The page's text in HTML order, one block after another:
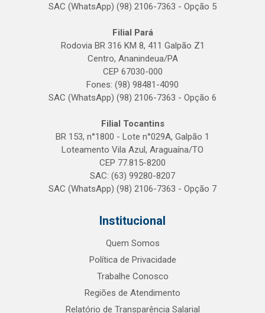
SAC (WhatsApp) (98) 2106-7363 - Opção 5
Filial Pará
Rodovia BR 316 KM 8, 411 Galpão Z1
Centro, Ananindeua/PA
CEP 67030-000
Fones: (98) 98481-4090
SAC (WhatsApp) (98) 2106-7363 - Opção 6
Filial Tocantins
BR 153, n°1800 - Lote n°029A, Galpão 1
Loteamento Vila Azul, Araguaína/TO
CEP 77.815-8200
SAC: (63) 99280-8207
SAC (WhatsApp) (98) 2106-7363 - Opção 7
Institucional
Quem Somos
Política de Privacidade
Trabalhe Conosco
Regiões de Atendimento
Relatório de Transparência Salarial